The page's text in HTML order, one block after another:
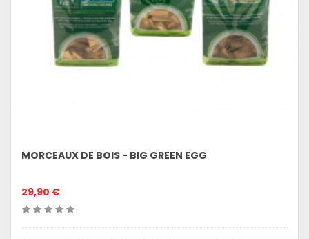
MORCEAUX DE BOIS - BIG GREEN EGG
29,90 €